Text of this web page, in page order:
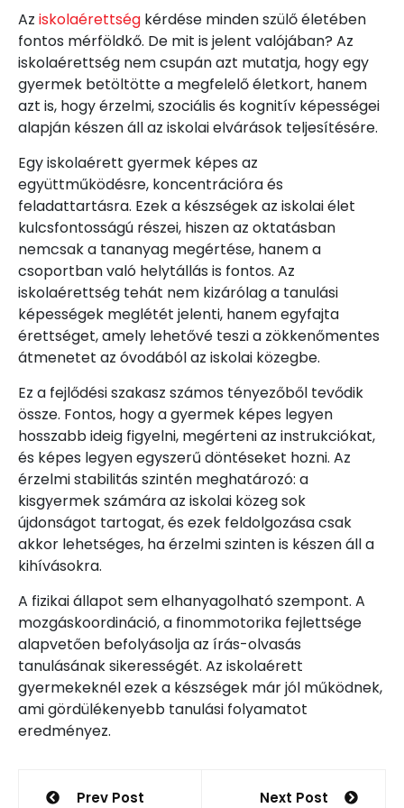
Az iskolaérettség kérdése minden szülő életében
fontos mérföldkő. De mit is jelent valójában? Az
iskolaérettség nem csupán azt mutatja, hogy egy
gyermek betöltötte a megfelelő életkort, hanem
azt is, hogy érzelmi, szociális és kognitív képességei
alapján készen áll az iskolai elvárások teljesítésére.
Egy iskolaérett gyermek képes az
együttműködésre, koncentrációra és
feladattartásra. Ezek a készségek az iskolai élet
kulcsfontosságú részei, hiszen az oktatásban
nemcsak a tananyag megértése, hanem a
csoportban való helytállás is fontos. Az
iskolaérettség tehát nem kizárólag a tanulási
képességek meglétét jelenti, hanem egyfajta
érettséget, amely lehetővé teszi a zökkenőmentes
átmenetet az óvodából az iskolai közegbe.
Ez a fejlődési szakasz számos tényezőből tevődik
össze. Fontos, hogy a gyermek képes legyen
hosszabb ideig figyelni, megérteni az instrukciókat,
és képes legyen egyszerű döntéseket hozni. Az
érzelmi stabilitás szintén meghatározó: a
kisgyermek számára az iskolai közeg sok
újdonságot tartogat, és ezek feldolgozása csak
akkor lehetséges, ha érzelmi szinten is készen áll a
kihívásokra.
A fizikai állapot sem elhanyagolható szempont. A
mozgáskoordináció, a finommotorika fejlettsége
alapvetően befolyásolja az írás-olvasás
tanulásának sikerességét. Az iskolaérett
gyermekeknél ezek a készségek már jól működnek,
ami gördülékenyebb tanulási folyamatot
eredményez.
Bejegyzés
Prev Post Next Post